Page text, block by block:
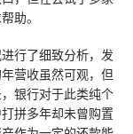
助。
行了细致分析，发
营收虽然可观，但
银行对于此类纯个
拼多年却未曾购置